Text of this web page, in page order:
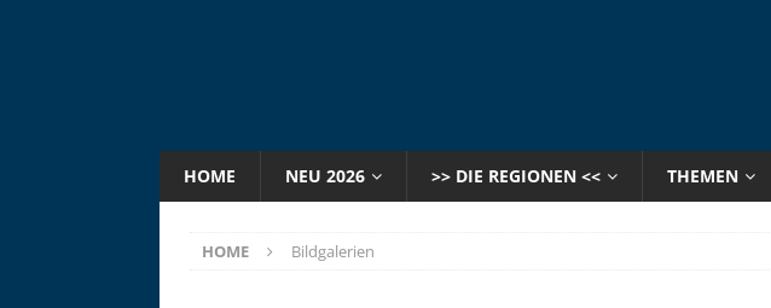
HOME NEU 2026 >> DIE REGIONEN << THEMEN
HOME Bildgalerien